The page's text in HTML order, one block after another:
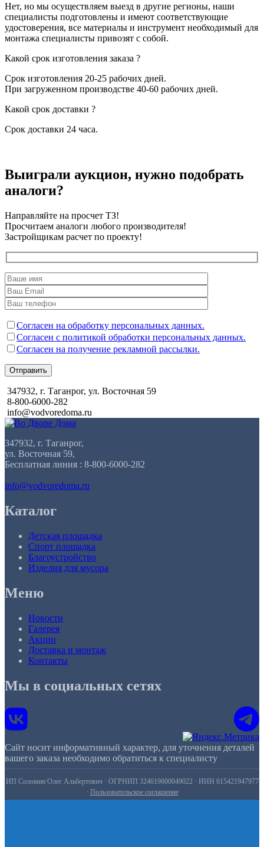
Нет, но мы осуществляем выезд в другие регионы, наши
специалисты подготовлены и имеют соответствующие
удостоверения, все материалы и инструмент необходимый для
монтажа специалисты привозят с собой.
Какой срок изготовления заказа ?
Срок изготовления 20-25 рабочих дней.
При загруженном производстве 40-60 рабочих дней.
Какой срок доставки ?
Срок доставки 24 часа.
Выиграли аукцион, нужно подобрать
аналоги?
Направляйте на просчет ТЗ!
Просчитаем аналоги любого производителя!
Застройщикам расчет по проекту!
Согласен на обработку персональных данных.
Согласен с политикой обработки персональных данных.
Согласен на получение рекламной рассылки.
Отправить
347932, г. Таганрог, ул. Восточная 59
8-800-6000-282
info@vodvoredoma.ru
347932, г. Таганрог,
ул. Восточная 59,
Бесплатная линия : 8-800-6000-282
info@vodvoredoma.ru
Каталог
Детская площадка
Спорт площадка
Благоустройство
Изделия для мусора
Меню
Новости
Галерея
Акции
Доставка и монтаж
Контакты
Мы в социальных сетях
Сайт носит информативный характер, для уточнения деталей
вашего заказа необходимо обратиться к специалисту
ИП Соломин Олег Альбертович · ОГРНИП 324619600049022 · ИНН 615421947977
· Пользовательское соглашение